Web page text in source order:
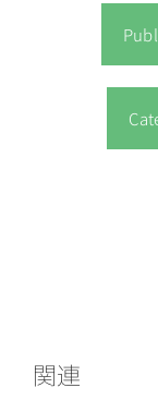
関連